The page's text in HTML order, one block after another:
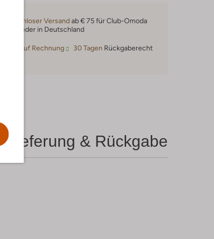
Kostenloser Versandab € 75 für Club-Omoda
Mitglieder in Deutschland
Kauf auf Rechnung 30 Tagen Rückgaberecht
Lieferung & Rückgabe